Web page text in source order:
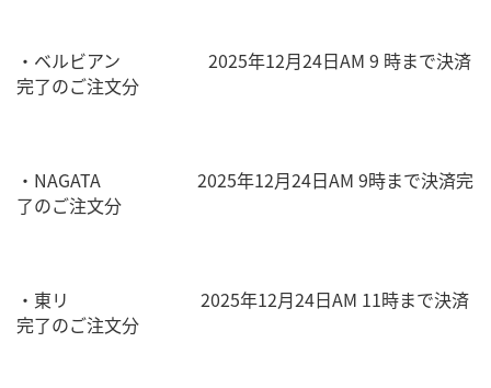
・ベルビアン 2025年12月24日AM 9 時まで決済
完了のご注文分
・NAGATA 2025年12月24日AM 9時まで決済完
了のご注文分
・東リ 2025年12月24日AM 11時まで決済
完了のご注文分